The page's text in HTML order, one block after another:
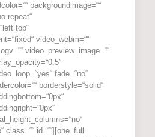
backgroundimage=““
repeat“
top“
video_webm=““
video_preview_image=““
fade=“no“
borderstyle=“solid“
class=““ id=““][one_full